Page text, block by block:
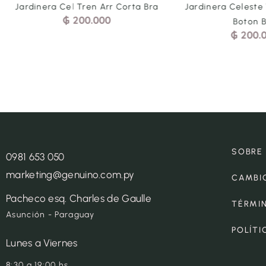
Jardinera Cel Tren Arr Corta Bra
₲ 200.000
Jardinera
Boton
₲
0981 653 050
marketing@genuino.com.py
Pacheco esq. Charles de Gaulle
Asunción - Paraguay
Lunes a Viernes
SOBRE